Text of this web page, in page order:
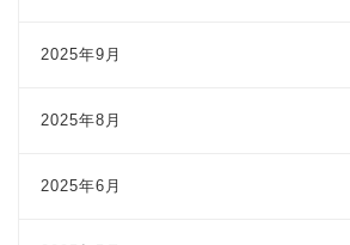
2025年9月
2025年8月
2025年6月